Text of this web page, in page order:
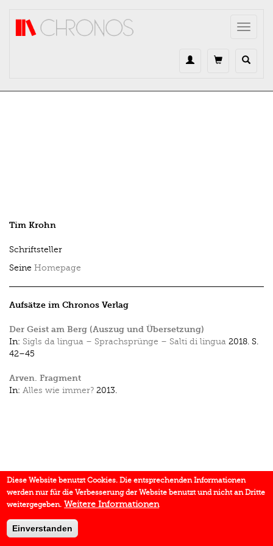
Toggle
Tim Krohn
Schriftsteller
Seine Homepage
Aufsätze im Chronos Verlag
Der Geist am Berg (Auszug und Übersetzung)
In: Sigls da lingua – Sprachsprünge – Salti di lingua 2018. S.
42–45
Arven. Fragment
In: Alles wie immer? 2013.
Diese Website benutzt Cookies. Die entsprechenden Informationen
werden nur für die Verbesserung der Website benutzt und nicht an Dritte
weitergegeben. Weitere Informationen
Einverstanden